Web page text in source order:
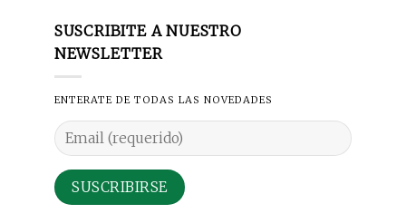
SUSCRIBITE A NUESTRO
NEWSLETTER
ENTERATE DE TODAS LAS NOVEDADES